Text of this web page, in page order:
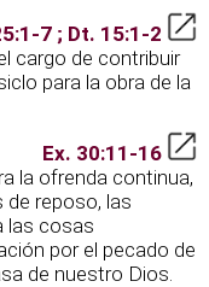
7 ; Dt. 15:1-2
cargo de contribuir
para la obra de la
Ex. 30:11-16
la ofrenda continua,
reposo, las
las cosas
por el pecado de
de nuestro Dios.